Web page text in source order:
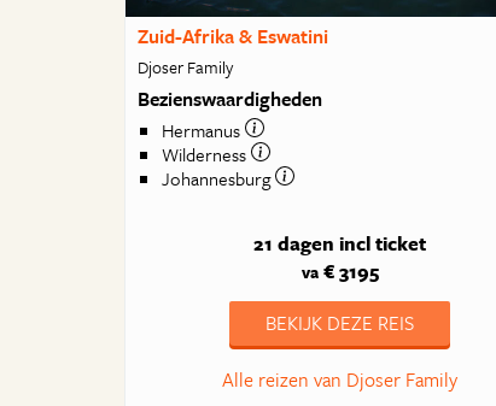
Zuid-Afrika & Eswatini
Djoser Family
Bezienswaardigheden
Hermanus
Wilderness
Johannesburg
21 dagen incl ticket
va€ 3195
BEKIJK DEZE REIS
Alle reizen van Djoser Family